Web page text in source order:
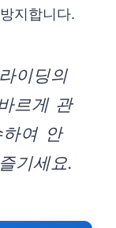
지합니다.
이딩의
르게 관
여 안
기세요.